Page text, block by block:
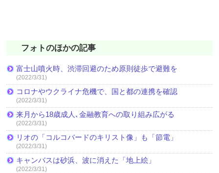
フォトのほかの記事
富士山噴火時、渋滞回避のため原則徒歩で避難を
(2022/3/31)
コロナやウクライナ危機で、国と都の連携を確認
(2022/3/31)
来月から18歳成人､金融教育への取り組み広がる
(2022/3/31)
リオの「コルコバードのキリスト像」も「節電」
(2022/3/31)
キャンバスは砂浜、波に消えた「地上絵」
(2022/3/31)